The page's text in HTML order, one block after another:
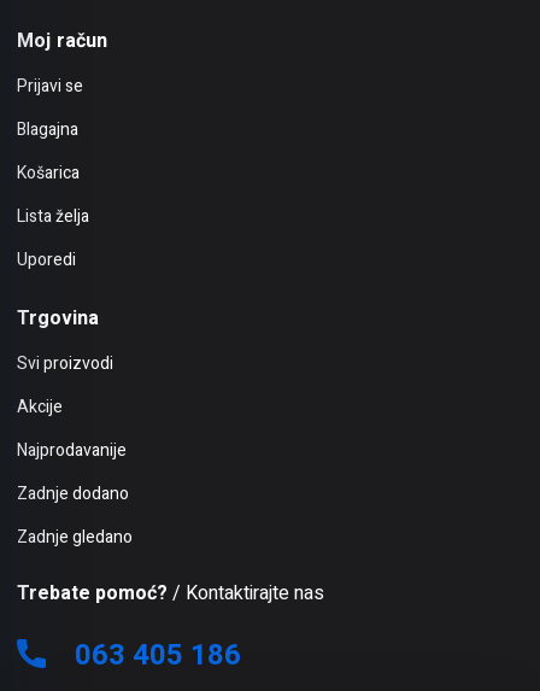
Moj račun
Prijavi se
Blagajna
Košarica
Lista želja
Uporedi
Trgovina
Svi proizvodi
Akcije
Najprodavanije
Zadnje dodano
Zadnje gledano
Trebate pomoć? / Kontaktirajte nas
063 405 186